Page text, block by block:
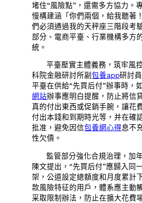
堵住“風險點”，還需多方協力。
慢構建涵「你們兩個，給我聽著
們必須通過我的天秤座三階段考
部分、電商平臺、行業機構多方
統。
平臺壓實主體義務，筑牢風
科院金融研討所副包養app研討
平臺在供給“先買后付”辦事時，
網站辦事應明白提醒，防止將信
真的付出東西或促銷手腕，讓花
付出本錢和到期時光等，并在確
批准，避免因信包養網心得息不
性欠債。
監管部分強化合規治理，加
陳文提出，“先買后付”應歸入同
架，公道設定總額度和月度累計
款風險特征的用戶，體系應主動
采取限制辦法，防止在擴大花費